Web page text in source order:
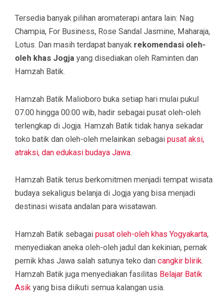
Tersedia banyak pilihan aromaterapi antara lain: Nag
Champia, For Business, Rose Sandal Jasmine, Maharaja,
Lotus. Dan masih terdapat banyak rekomendasi oleh-
oleh khas Jogja yang disediakan oleh Raminten dan
Hamzah Batik.
Hamzah Batik Malioboro buka setiap hari mulai pukul
07.00 hingga 00:00 wib, hadir sebagai pusat oleh-oleh
terlengkap di Jogja. Hamzah Batik tidak hanya sekadar
toko batik dan oleh-oleh melainkan sebagai pusat aksi,
atraksi, dan edukasi budaya Jawa.
Hamzah Batik terus berkomitmen menjadi tempat wisata
budaya sekaligus belanja di Jogja yang bisa menjadi
destinasi wisata andalan para wisatawan.
Hamzah Batik sebagai pusat oleh-oleh khas Yogyakarta,
menyediakan aneka oleh-oleh jadul dan kekinian, pernak
pernik khas Jawa salah satunya teko dan cangkir blirik.
Hamzah Batik juga menyediakan fasilitas Belajar Batik
Asik yang bisa diikuti semua kalangan usia.